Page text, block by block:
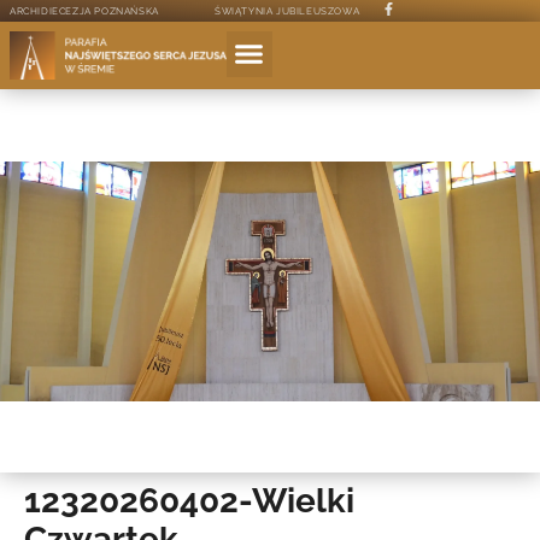
ARCHIDIECEZJA POZNAŃSKA ŚWIĄTYNIA JUBILEUSZOWA
12320260402-Wielki